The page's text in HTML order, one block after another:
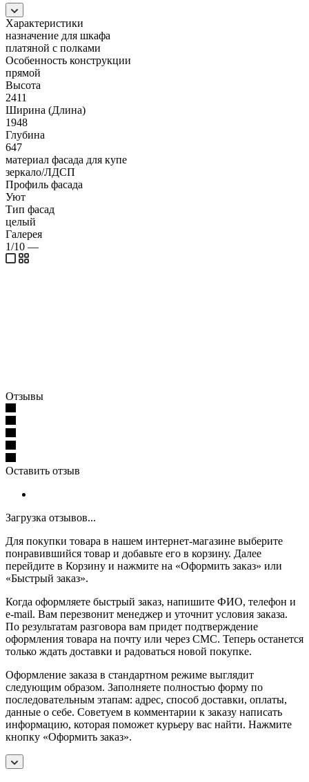
Характеристики
назначение для шкафа
платяной с полками
Особенность конструкции
прямой
Высота
2411
Ширина (Длина)
1948
Глубина
647
материал фасада для купе
зеркало/ЛДСП
Профиль фасада
Уют
Тип фасад
целый
Галерея
1/10 —
Отзывы
Оставить отзыв
Загрузка отзывов...
Для покупки товара в нашем интернет-магазине выберите
понравившийся товар и добавьте его в корзину. Далее
перейдите в Корзину и нажмите на «Оформить заказ» или
«Быстрый заказ».
Когда оформляете быстрый заказ, напишите ФИО, телефон и
e-mail. Вам перезвонит менеджер и уточнит условия заказа.
По результатам разговора вам придет подтверждение
оформления товара на почту или через СМС. Теперь останется
только ждать доставки и радоваться новой покупке.
Оформление заказа в стандартном режиме выглядит
следующим образом. Заполняете полностью форму по
последовательным этапам: адрес, способ доставки, оплаты,
данные о себе. Советуем в комментарии к заказу написать
информацию, которая поможет курьеру вас найти. Нажмите
кнопку «Оформить заказ».